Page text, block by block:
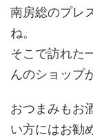
南房総のプレ
ね。
そこで訪れた
んのショップ
おつまみもお
い方にはお勧